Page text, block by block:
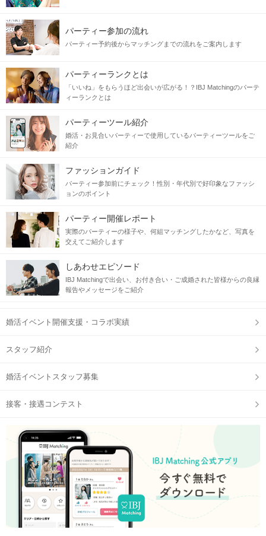
パーティー参加の流れ
パーティー予約後からマッチングまでの流れをご案内します
パーティーランクとは
「いいね」をもらうほど出会いが広がる！？IBJ Matchingのパーテ
ィーランクとは
パーティーツール紹介
婚活・お見合いパーティーで使用しているパーティーツールをご
紹介
ファッションガイド
パーティー参加前にチェック！性別・年代別で好印象なファッシ
ョンのポイント
パーティー開催レポート
実際のパーティーの様子や、何組マッチングしたかなど、写真を
交えてご紹介します
しあわせエピソード
IBJ Matchingで出会い、お付き合い・ご成婚された皆様からの良縁
報告やメッセージをご紹介
婚活イベント開催支援・コラボ実績
スタッフ紹介
婚活イベントスタッフ募集
接客・接遇コンテスト